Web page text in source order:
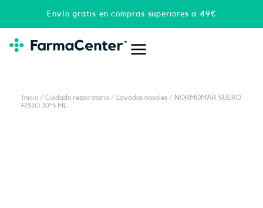
Envío gratis en compras superiores a 49€
Inicio / Cuidado respiratorio / Lavados nasales / NORMOMAR SUERO
FISIO 30*5 ML